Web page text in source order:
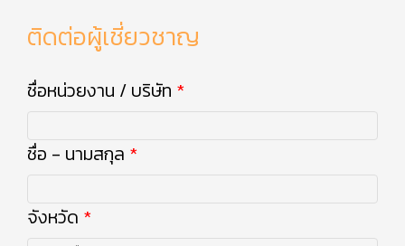
ติดต่อผู้เชี่ยวชาญ
ชื่อหน่วยงาน / บริษัท
ชื่อ - นามสกุล
จังหวัด